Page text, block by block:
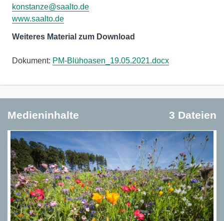
konstanze@saalto.de
www.saalto.de
Weiteres Material zum Download
Dokument: PM-Blühoasen_19.05.2021.docx
Medieninhalte 3 Dateien